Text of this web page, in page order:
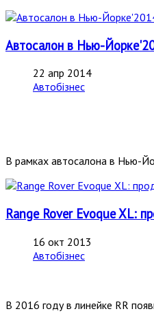
Автосалон в Нью-
22 апр 2014
Автобізнес
В рамках автосалона в Нью-
Range Rover Evoque XL:
16 окт 2013
Автобізнес
В 2016 году в линейке RR